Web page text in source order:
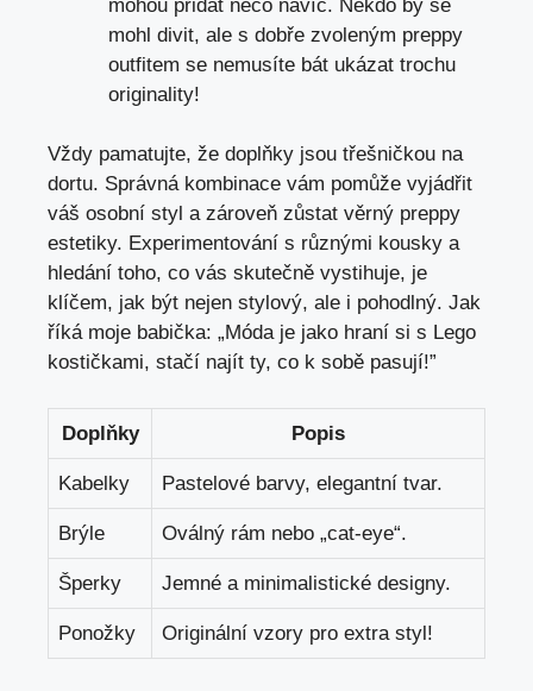
mohou přidat⁣ něco navíc. Někdo⁤ by se
mohl divit, ale s dobře zvoleným⁢ preppy
outfitem se nemusíte bát‌ ukázat trochu
originality!
Vždy pamatujte, že doplňky jsou třešničkou na
‌dortu. Správná kombinace vám ‍pomůže‌ vyjádřit
váš ‍osobní styl⁢ a zároveň ⁤zůstat věrný preppy
estetiky. Experimentování ‌s různými kousky a
‌hledání toho, co⁣ vás​ skutečně vystihuje, je
klíčem, ​jak být‍ nejen stylový, ale i pohodlný. Jak
⁣říká moje ⁤babička: „Móda je ⁢jako hraní ‌si ⁤s ⁤Lego
⁤kostičkami, stačí najít ty,⁣ co k ‍sobě​ pasují!”
Doplňky Popis
Kabelky Pastelové‍ barvy, ⁢elegantní ⁣tvar.
Brýle Oválný rám nebo „cat-eye“.
Šperky Jemné a minimalistické ‍designy.
Ponožky Originální vzory pro extra‍ styl!